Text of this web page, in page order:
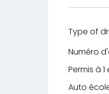
Type of
Numéro
Permis à
Auto